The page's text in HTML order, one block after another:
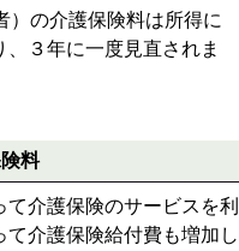
）の介護保険料は所得に
３年に一度見直されま
料
介護保険のサービスを利
介護保険給付費も増加し